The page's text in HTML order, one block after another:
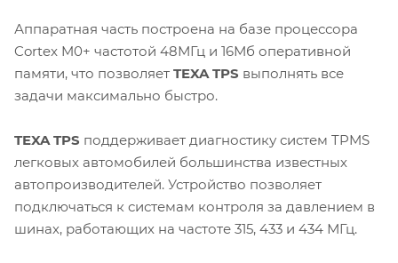
Аппаратная часть построена на базе процессора
Cortex M0+ частотой 48МГц и 16Мб оперативной
памяти, что позволяет TEXA TPS выполнять все
задачи максимально быстро.
TEXA TPS поддерживает диагностику систем TPMS
легковых автомобилей большинства известных
автопроизводителей. Устройство позволяет
подключаться к системам контроля за давлением в
шинах, работающих на частоте 315, 433 и 434 МГц.